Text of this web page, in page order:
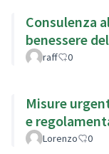
Consulenza
benessere
raff 0
Misure
e
Lorenzo 0